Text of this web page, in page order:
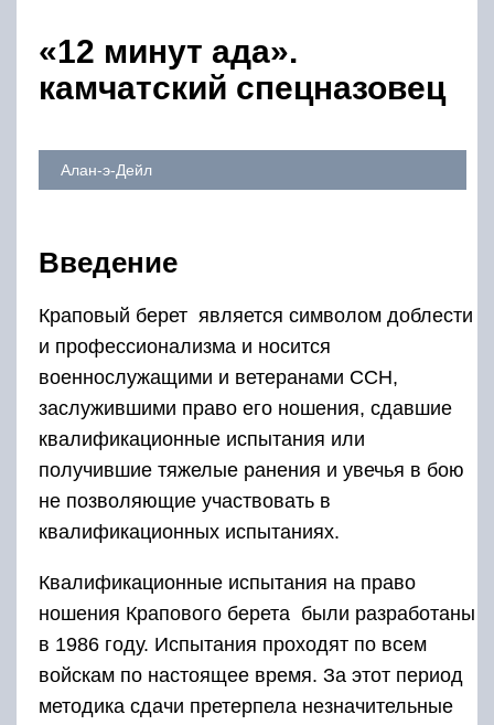
«12 минут ада».
камчатский спецназовец
Алан-э-Дейл
Введение
Краповый берет является символом доблести
и профессионализма и носится
военнослужащими и ветеранами ССН,
заслужившими право его ношения, сдавшие
квалификационные испытания или
получившие тяжелые ранения и увечья в бою
не позволяющие участвовать в
квалификационных испытаниях.
Квалификационные испытания на право
ношения Крапового берета были разработаны
в 1986 году. Испытания проходят по всем
войскам по настоящее время. За этот период
методика сдачи претерпела незначительные